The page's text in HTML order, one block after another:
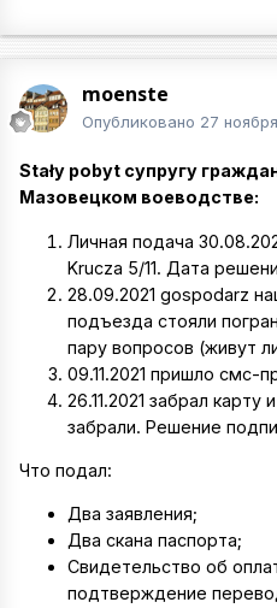
moenste
Опубликовано 27
Stały pobyt супругу
Мазовецком воеводстве:
Личная подача
Krucza 5/11. Дата
28.09.2021 gospodarz
подъезда стояли
пару вопросов (живут
09.11.2021 пришло смс-
26.11.2021 забрал
забрали. Решение
Что подал:
Два заявления;
Два скана паспорта;
Свидетельство об
подтверждение